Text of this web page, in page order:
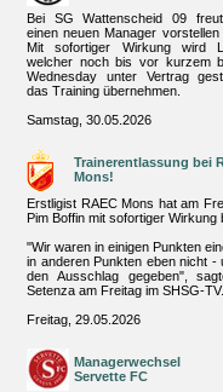
Bei SG Wattenscheid 09
einen neuen Manager vorstellen
Mit sofortiger Wirkung wird
welcher noch bis vor kurzem
Wednesday unter Vertrag
das Training übernehmen.
Samstag, 30.05.2026
Trainerentlassung bei
Mons!
Erstligist RAEC Mons hat am
Pim Boffin mit sofortiger Wirkung
"Wir waren in einigen Punkten
in anderen Punkten eben nicht -
den Ausschlag gegeben",
Setenza am Freitag im SHSG-TV.
Freitag, 29.05.2026
Managerwechsel
Servette FC